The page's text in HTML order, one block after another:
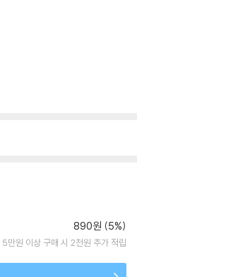
890원 (5%)
5만원 이상 구매 시 2천원 추가 적립